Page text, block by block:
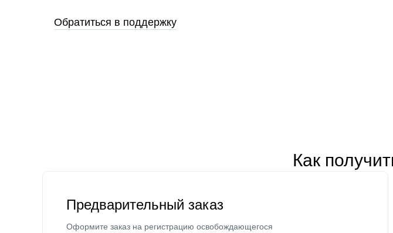
Обратиться в поддержку
Как
Предварительный заказ
Оформите заказ на регистрацию освобождающегося